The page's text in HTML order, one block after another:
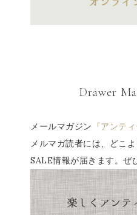
Drawer
メールマガジン 『アンテ
メルマガ読者には、どこ
SALE情報が届きます。ぜ